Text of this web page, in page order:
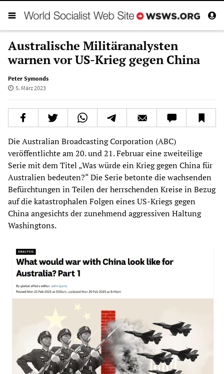
Australische Militäranalysten
warnen vor US-Krieg gegen China
Peter Symonds
5. März 2023
Die Australian Broadcasting Corporation (ABC)
veröffentlichte am 20. und 21. Februar eine zweiteilige
Serie mit dem Titel „Was würde ein Krieg gegen China für
Australien bedeuten?“ Die Serie betonte die wachsenden
Befürchtungen in Teilen der herrschenden Kreise in Bezug
auf die katastrophalen Folgen eines US-Kriegs gegen
China angesichts der zunehmend aggressiven Haltung
Washingtons.